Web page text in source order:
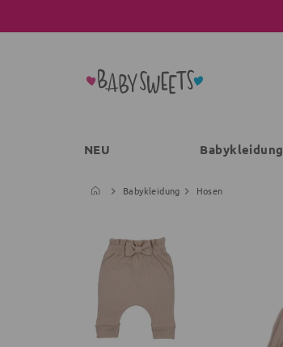
NEU Babykleidung
Babykleidung Hosen